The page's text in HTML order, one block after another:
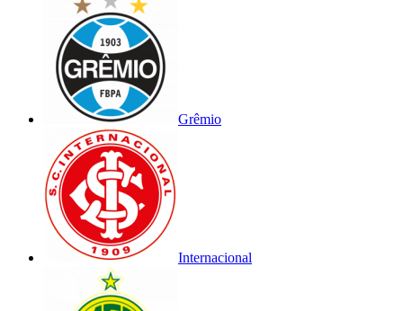
Grêmio
Internacional